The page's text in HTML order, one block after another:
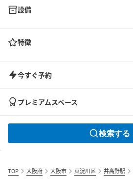
設備
特徴
今すぐ予約
プレミアムスペース
検索する
TOP 大阪府 大阪市 東淀川区 井高野駅